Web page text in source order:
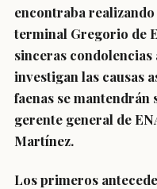
encontraba
terminal Gregorio de
sinceras
investigan las causas
faenas se mantendrán
gerente general de
Martínez.
Los primeros